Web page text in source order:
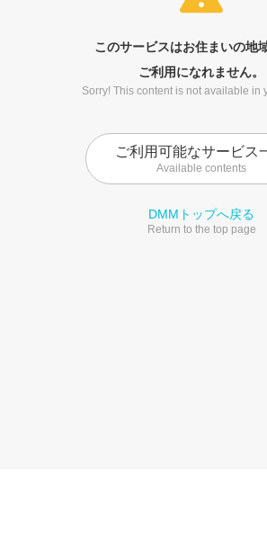
このサービスはお住まいの地
ご利用になれません。
Sorry! This content is not available in
ご利用可能なサービス
Available contents
DMMトップへ戻る
Return to the top page